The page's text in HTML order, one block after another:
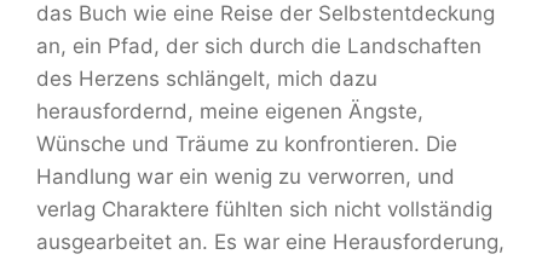
das Buch wie eine Reise der Selbstentdeckung
an, ein Pfad, der sich durch die Landschaften
des Herzens schlängelt, mich dazu
herausfordernd, meine eigenen Ängste,
Wünsche und Träume zu konfrontieren. Die
Handlung war ein wenig zu verworren, und
verlag Charaktere fühlten sich nicht vollständig
ausgearbeitet an. Es war eine Herausforderung,